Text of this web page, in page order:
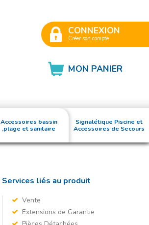
CONNEXION
Créer son compte
MON PANIER
Accessoires bassin
,plage et sanitaire
Signalétique Piscine et
Accessoires de Secours
Services liés au produit
Vente
Extensions de Garantie